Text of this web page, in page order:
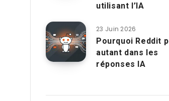
utilisant l’IA
23 Juin 2026
Pourquoi Reddit
autant dans les
réponses IA